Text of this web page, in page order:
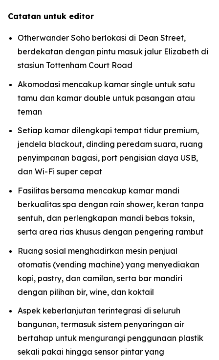
Catatan untuk editor
Otherwander Soho berlokasi di Dean Street,
berdekatan dengan pintu masuk jalur Elizabeth di
stasiun Tottenham Court Road
Akomodasi mencakup kamar single untuk satu
tamu dan kamar double untuk pasangan atau
teman
Setiap kamar dilengkapi tempat tidur premium,
jendela blackout, dinding peredam suara, ruang
penyimpanan bagasi, port pengisian daya USB,
dan Wi-Fi super cepat
Fasilitas bersama mencakup kamar mandi
berkualitas spa dengan rain shower, keran tanpa
sentuh, dan perlengkapan mandi bebas toksin,
serta area rias khusus dengan pengering rambut
Ruang sosial menghadirkan mesin penjual
otomatis (vending machine) yang menyediakan
kopi, pastry, dan camilan, serta bar mandiri
dengan pilihan bir, wine, dan koktail
Aspek keberlanjutan terintegrasi di seluruh
bangunan, termasuk sistem penyaringan air
bertahap untuk mengurangi penggunaan plastik
sekali pakai hingga sensor pintar yang